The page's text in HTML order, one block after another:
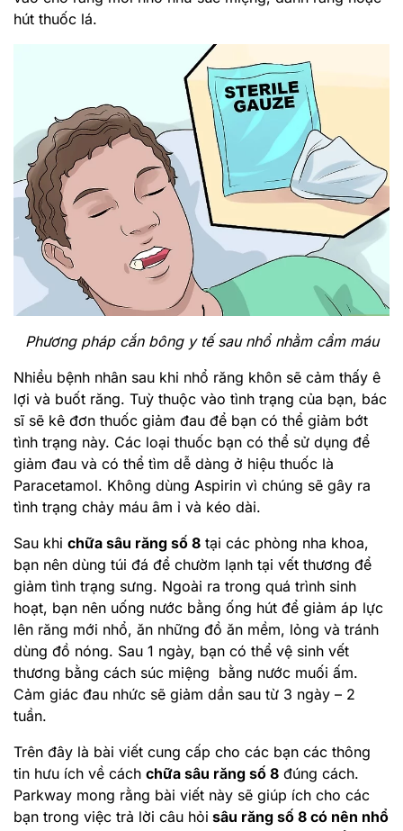
hút thuốc lá.
Phương pháp cắn bông y tế sau nhổ nhằm cầm máu
Nhiều bệnh nhân sau khi nhổ răng khôn sẽ cảm thấy ê
lợi và buốt răng. Tuỳ thuộc vào tình trạng của bạn, bác
sĩ sẽ kê đơn thuốc giảm đau để bạn có thể giảm bớt
tình trạng này. Các loại thuốc bạn có thể sử dụng để
giảm đau và có thể tìm dễ dàng ở hiệu thuốc là
Paracetamol. Không dùng Aspirin vì chúng sẽ gây ra
tình trạng chảy máu âm ỉ và kéo dài.
Sau khi chữa sâu răng số 8 tại các phòng nha khoa,
bạn nên dùng túi đá để chườm lạnh tại vết thương để
giảm tình trạng sưng. Ngoài ra trong quá trình sinh
hoạt, bạn nên uống nước bằng ống hút để giảm áp lực
lên răng mới nhổ, ăn những đồ ăn mềm, lỏng và tránh
dùng đồ nóng. Sau 1 ngày, bạn có thể vệ sinh vết
thương bằng cách súc miệng bằng nước muối ấm.
Cảm giác đau nhức sẽ giảm dần sau từ 3 ngày – 2
tuần.
Trên đây là bài viết cung cấp cho các bạn các thông
tin hưu ích về cách chữa sâu răng số 8 đúng cách.
Parkway mong rằng bài viết này sẽ giúp ích cho các
bạn trong việc trả lời câu hỏi sâu răng số 8 có nên nhổ